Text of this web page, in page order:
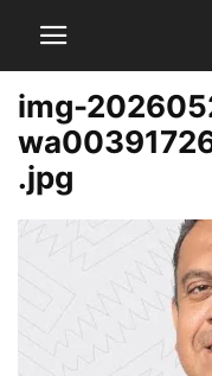
img-
.jpg